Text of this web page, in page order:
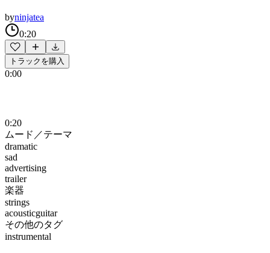
byninjatea
0:20
トラックを購入
0:00
0:20
ムード／テーマ
dramatic
sad
advertising
trailer
楽器
strings
acousticguitar
その他のタグ
instrumental